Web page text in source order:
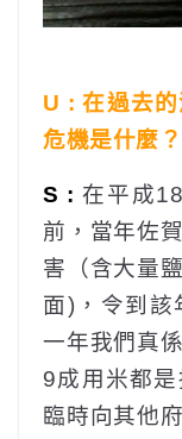
U : 在過去
危機是什麼？
S : 在平成
前，當年佐
害（含大量
面)，令到該
一年我們真
9成用米都
臨時向其他